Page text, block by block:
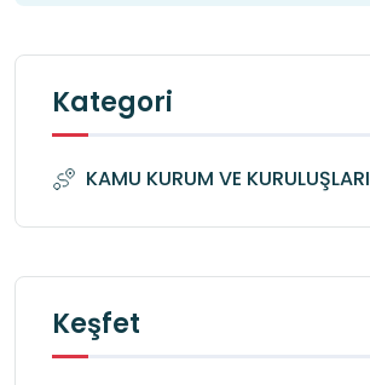
Kategori
KAMU KURUM VE KURULUŞLARI
Keşfet